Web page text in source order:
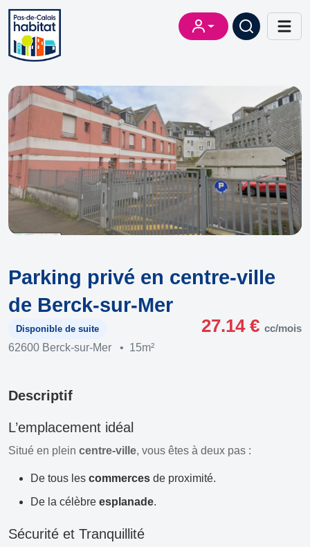
Parking privé en centre-ville
de Berck-sur-Mer
Disponible de suite 27.14 € cc/mois
62600 Berck-sur-Mer
• 15m²
Descriptif
L’emplacement idéal
Situé en plein centre-ville, vous êtes à deux pas :
De tous les commerces de proximité.
De la célèbre esplanade.
Sécurité et Tranquillité